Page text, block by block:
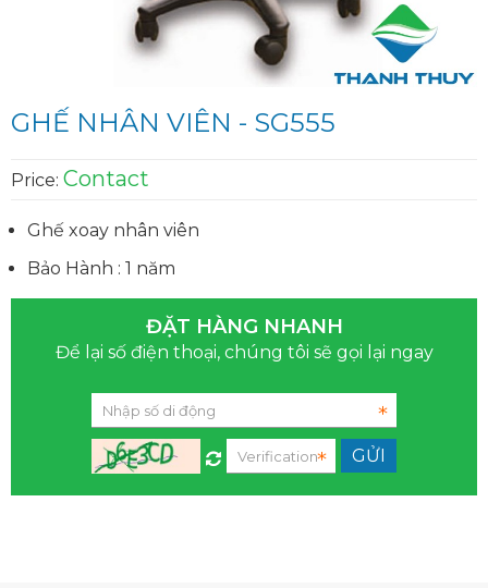
GHẾ NHÂN VIÊN - SG555
Price: Contact
Ghế xoay nhân viên
Bảo Hành : 1 năm
ĐẶT HÀNG NHANH
Để lại số điện thoại, chúng tôi sẽ gọi lại ngay